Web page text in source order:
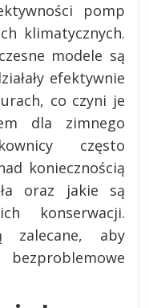
pomp
klimatycznych.
modele są
efektywnie
co czyni je
dla zimnego
często
koniecznością
oraz jakie są
konserwacji.
zalecane, aby